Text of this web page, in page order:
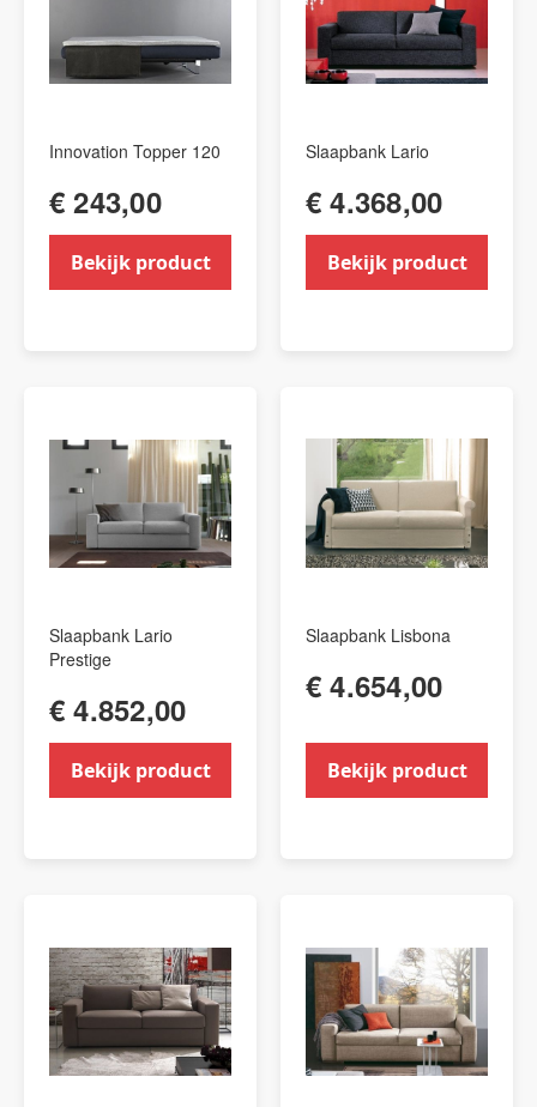
Innovation Topper 120
€ 243,00
Bekijk product
Slaapbank Lario
€ 4.368,00
Bekijk product
Slaapbank Lario
Prestige
€ 4.852,00
Bekijk product
Slaapbank Lisbona
€ 4.654,00
Bekijk product